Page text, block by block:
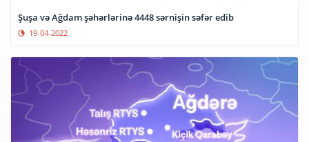
Şuşa və Ağdam şəhərlərinə 4448 sərnişin səfər edib
19-04-2022